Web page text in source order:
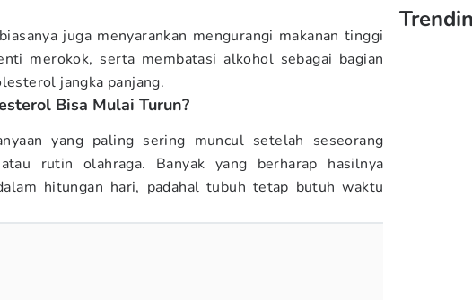
juga menyarankan mengurangi makanan tinggi
merokok, serta membatasi alkohol sebagai bagian
jangka panjang.
Bisa Mulai Turun?
yang paling sering muncul setelah seseorang
rutin olahraga. Banyak yang berharap hasilnya
hitungan hari, padahal tubuh tetap butuh waktu